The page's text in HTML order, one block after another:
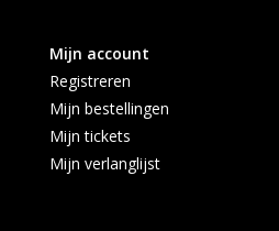
Mijn account
Registreren
Mijn bestellingen
Mijn tickets
Mijn verlanglijst